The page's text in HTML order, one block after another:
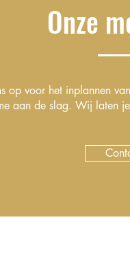
Onze
op voor het inplannen
aan de slag. Wij laten